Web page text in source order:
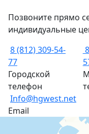
Позвоните прямо
индивидуальные
8 (812) 309-54-
77
Городской
телефон
Info@hgwest.net
Email